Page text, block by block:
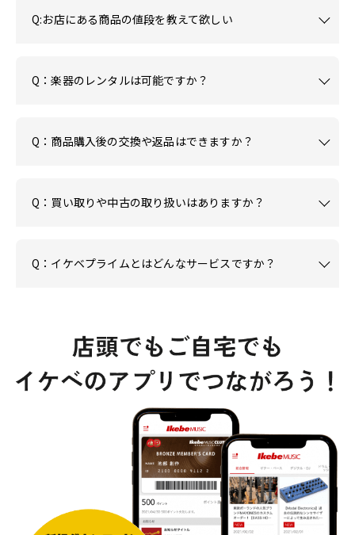
Q:お店にある商品の値段を教えて欲しい
Q：楽器のレンタルは可能ですか？
Q：商品購入後の交換や返品はできますか？
Q：買い取りや中古の取り扱いはありますか？
Q：イケベプライムとはどんなサービスですか？